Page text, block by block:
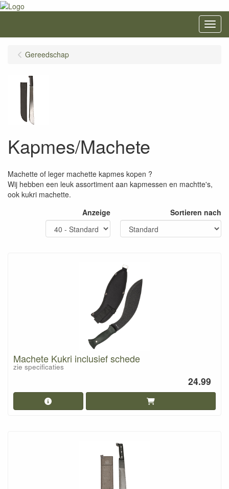
Menu
Gereedschap
Kapmes/Machete
Machette of leger machette kapmes kopen ?
Wij hebben een leuk assortiment aan kapmessen en machtte's,
ook kukri machette.
Anzeige
Sortieren nach
Machete Kukri inclusief schede
zie specificaties
24.99